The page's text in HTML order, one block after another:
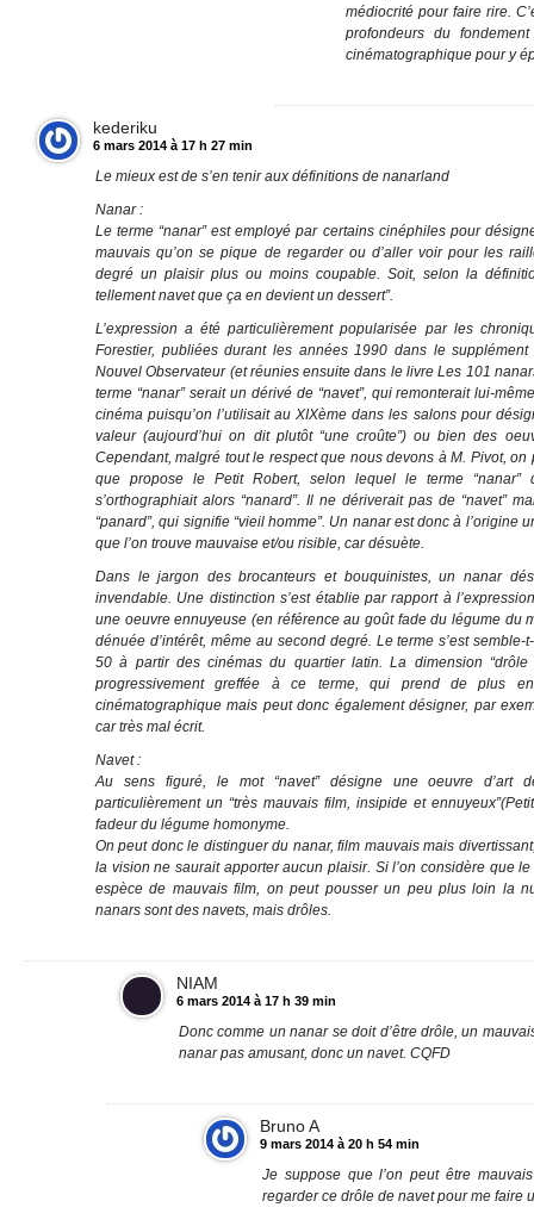
médiocrité pour faire rire.
profondeurs du
cinématographique pour y
kederiku
6 mars 2014 à 17 h 27 min
Le mieux est de s’en tenir aux définitions de nanarland
Nanar :
Le terme “nanar” est employé par certains cinéphiles pour
mauvais qu’on se pique de regarder ou d’aller voir pour les
degré un plaisir plus ou moins coupable. Soit, selon la
tellement navet que ça en devient un dessert”.
L’expression a été particulièrement popularisée par les
Forestier, publiées durant les années 1990 dans le
Nouvel Observateur (et réunies ensuite dans le livre Les 101
terme “nanar” serait un dérivé de “navet”, qui remonterait lui-
cinéma puisqu’on l’utilisait au XIXème dans les salons pour
valeur (aujourd’hui on dit plutôt “une croûte”) ou bien des
Cependant, malgré tout le respect que nous devons à M. Pivot,
que propose le Petit Robert, selon lequel le terme “nanar”
s’orthographiait alors “nanard”. Il ne dériverait pas de “navet”
“panard”, qui signifie “vieil homme”. Un nanar est donc à l’origine
que l’on trouve mauvaise et/ou risible, car désuète.
Dans le jargon des brocanteurs et bouquinistes, un nanar
invendable. Une distinction s’est établie par rapport à
une oeuvre ennuyeuse (en référence au goût fade du légume du
dénuée d’intérêt, même au second degré. Le terme s’est
50 à partir des cinémas du quartier latin. La dimension “drôle
progressivement greffée à ce terme, qui prend de plus
cinématographique mais peut donc également désigner, par
car très mal écrit.
Navet :
Au sens figuré, le mot “navet” désigne une oeuvre d’art
particulièrement un “très mauvais film, insipide et
fadeur du légume homonyme.
On peut donc le distinguer du nanar, film mauvais mais
la vision ne saurait apporter aucun plaisir. Si l’on considère que le
espèce de mauvais film, on peut pousser un peu plus loin la
nanars sont des navets, mais drôles.
NIAM
6 mars 2014 à 17 h 39 min
Donc comme un nanar se doit d’être drôle, un
nanar pas amusant, donc un navet. CQFD
Bruno A
9 mars 2014 à 20 h 54 min
Je suppose que l’on peut être
regarder ce drôle de navet pour me faire